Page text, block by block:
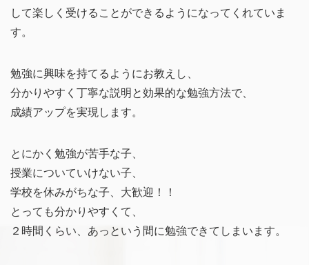
して楽しく受けることができるようになってくれていま
す。
勉強に興味を持てるようにお教えし、
分かりやすく丁寧な説明と効果的な勉強方法で、
成績アップを実現します。
とにかく勉強が苦手な子、
授業についていけない子、
学校を休みがちな子、大歓迎！！
とっても分かりやすくて、
２時間くらい、あっという間に勉強できてしまいます。